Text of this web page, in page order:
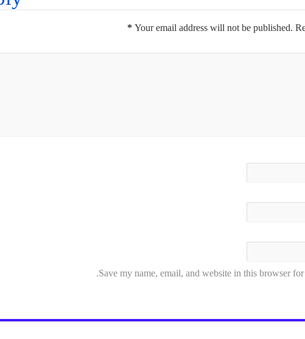
Your email address will not be published.
*
Save my name, email, and website in this browser